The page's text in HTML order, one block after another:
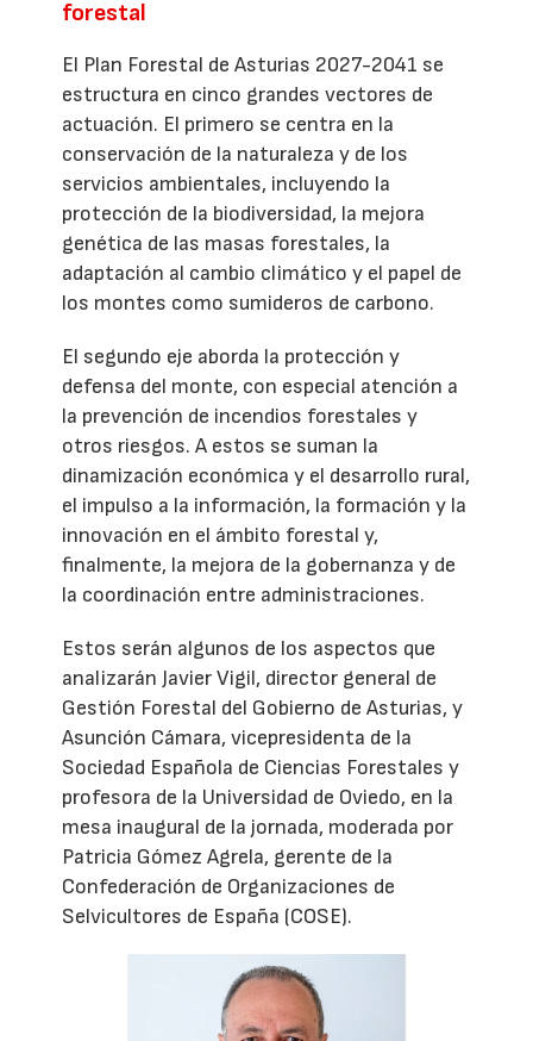
forestal
El Plan Forestal de Asturias 2027-2041 se
estructura en cinco grandes vectores de
actuación. El primero se centra en la
conservación de la naturaleza y de los
servicios ambientales, incluyendo la
protección de la biodiversidad, la mejora
genética de las masas forestales, la
adaptación al cambio climático y el papel de
los montes como sumideros de carbono.
El segundo eje aborda la protección y
defensa del monte, con especial atención a
la prevención de incendios forestales y
otros riesgos. A estos se suman la
dinamización económica y el desarrollo rural,
el impulso a la información, la formación y la
innovación en el ámbito forestal y,
finalmente, la mejora de la gobernanza y de
la coordinación entre administraciones.
Estos serán algunos de los aspectos que
analizarán Javier Vigil, director general de
Gestión Forestal del Gobierno de Asturias, y
Asunción Cámara, vicepresidenta de la
Sociedad Española de Ciencias Forestales y
profesora de la Universidad de Oviedo, en la
mesa inaugural de la jornada, moderada por
Patricia Gómez Agrela, gerente de la
Confederación de Organizaciones de
Selvicultores de España (COSE).